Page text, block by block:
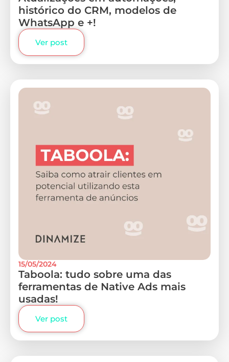
histórico do CRM, modelos de
WhatsApp e +!
Ver post
15/05/2024
Taboola: tudo sobre uma das
ferramentas de Native Ads mais
usadas!
Ver post